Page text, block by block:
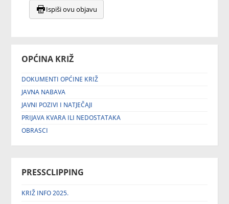
OPĆINA KRIŽ
DOKUMENTI OPĆINE KRIŽ
JAVNA NABAVA
JAVNI POZIVI I NATJEČAJI
PRIJAVA KVARA ILI NEDOSTATAKA
OBRASCI
PRESSCLIPPING
KRIŽ INFO 2025.
Ispiši ovu objavu